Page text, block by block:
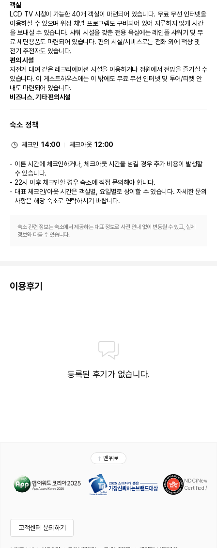
객실
LCD TV 시청이 가능한 40개 객실이 마련되어 있습니다. 무료 무선 인터넷을
이용하실 수 있으며 위성 채널 프로그램도 구비되어 있어 지루하지 않게 시간
을 보내실 수 있습니다. 샤워 시설을 갖춘 전용 욕실에는 레인폴 샤워기 및 무
료 세면용품도 마련되어 있습니다. 편의 시설/서비스로는 전화 외에 책상 및
전기 주전자도 있습니다.
편의 시설
자전거 대여 같은 레크리에이션 시설을 이용하거나 정원에서 전망을 즐기실 수
있습니다. 이 게스트하우스에는 이 밖에도 무료 무선 인터넷 및 투어/티켓 안
내도 마련되어 있습니다.
비즈니스, 기타 편의시설
숙소 정책
체크인 14:00 체크아웃 12:00
이른 시간에 체크인하거나, 체크아웃 시간을 넘길 경우 추가 비용이 발생할
수 있습니다.
22시 이후 체크인할 경우 숙소에 직접 문의해야 합니다.
대표 체크인/아웃 시간은 객실별, 요일별로 상이할 수 있습니다. 자세한 문의
사항은 해당 숙소로 연락하시기 바랍니다.
숙소 관련 정보는 숙소에서 제공하는 대표 정보로 사전 안내 없이 변동될 수 있고, 실제
정보와 다를 수 있습니다.
이용후기
등록된 후기가 없습니다.